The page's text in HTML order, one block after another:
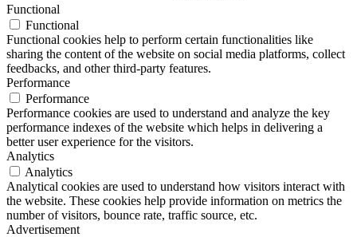
Functional
Functional
Functional cookies help to perform certain functionalities like
sharing the content of the website on social media platforms, collect
feedbacks, and other third-party features.
Performance
Performance
Performance cookies are used to understand and analyze the key
performance indexes of the website which helps in delivering a
better user experience for the visitors.
Analytics
Analytics
Analytical cookies are used to understand how visitors interact with
the website. These cookies help provide information on metrics the
number of visitors, bounce rate, traffic source, etc.
Advertisement